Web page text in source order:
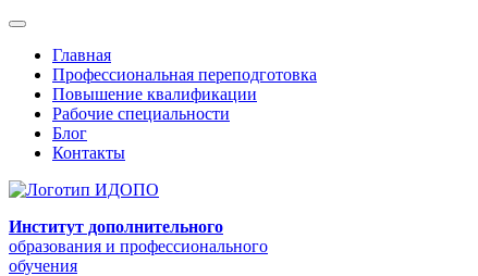
Главная
Профессиональная переподготовка
Повышение квалификации
Рабочие специальности
Блог
Контакты
Институт дополнительного
образования и профессионального
обучения